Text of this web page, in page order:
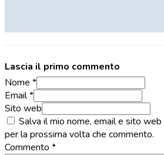
Lascia il primo commento
Nome *
Email *
Sito web
Salva il mio nome, email e sito
per la prossima volta che commento.
Commento *